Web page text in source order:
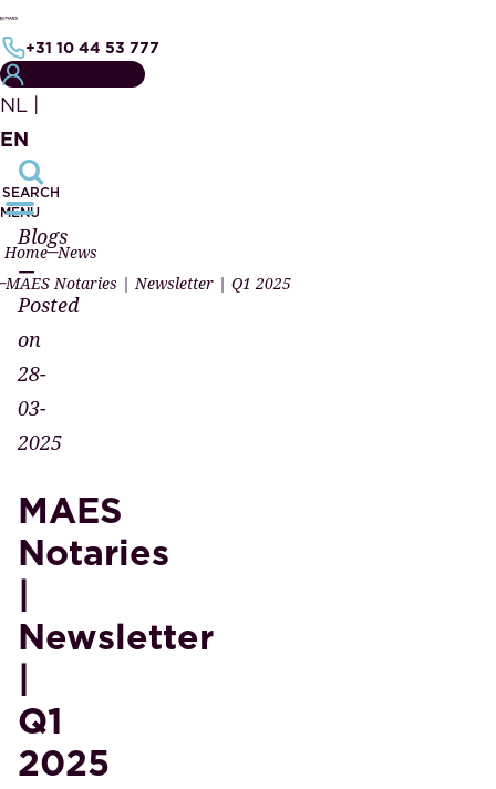
+31 10 44 53 777
NL |
EN
SEARCH
MENU
Home News
MAES Notaries | Newsletter | Q1 2025
Blogs
—
Posted
on
28-
03-
2025
MAES
Notaries
|
Newsletter
|
Q1
2025